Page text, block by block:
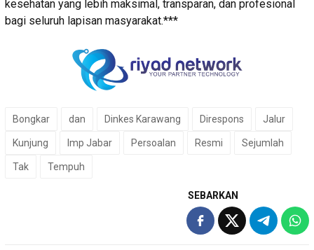
kesehatan yang lebih maksimal, transparan, dan profesional
bagi seluruh lapisan masyarakat.***
Bongkar dan Dinkes Karawang Direspons Jalur
Kunjung lmp Jabar Persoalan Resmi Sejumlah
Tak Tempuh
SEBARKAN